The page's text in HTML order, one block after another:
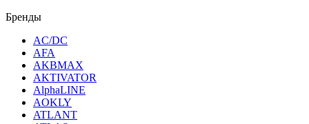
Бренды
AC/DC
AFA
AKBMAX
AKTIVATOR
AlphaLINE
AOKLY
ATLANT